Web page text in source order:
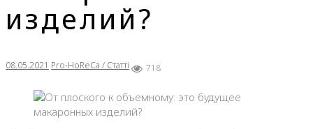
изделий?
08.05.2021 Pro-HoReCa / Статті 718